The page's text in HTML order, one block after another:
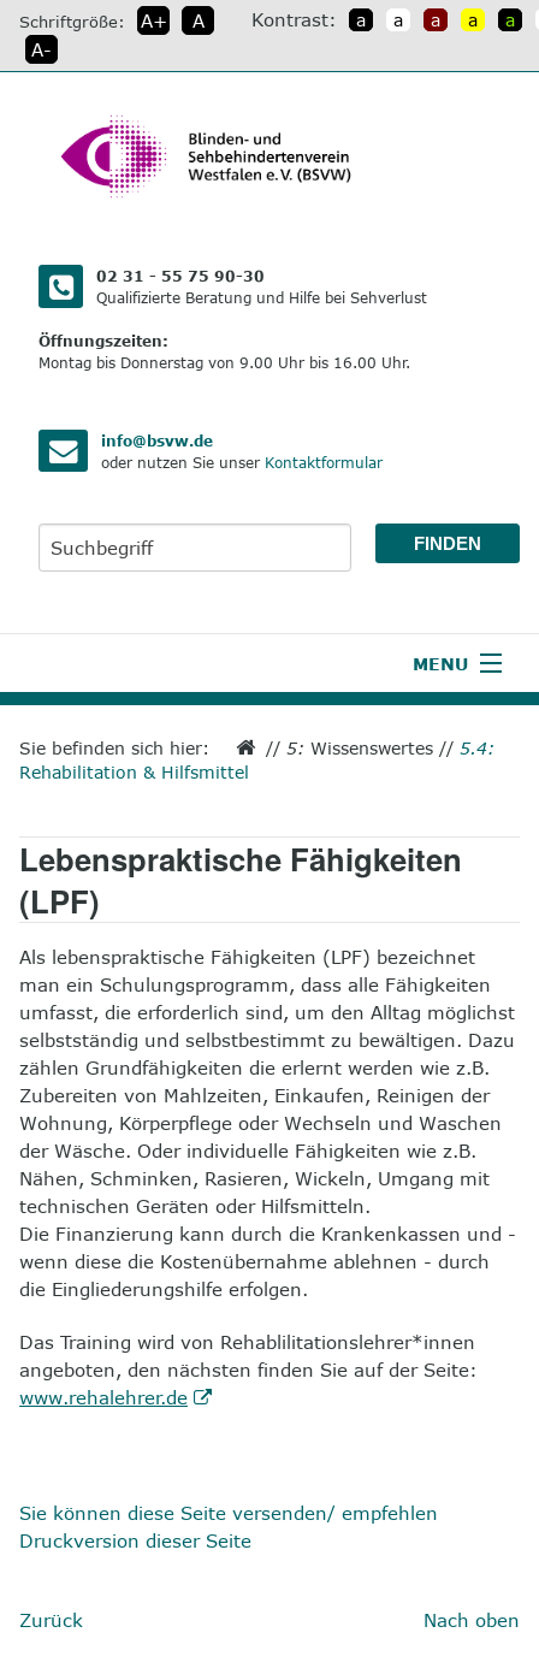
direkt
zum
Inhalt
Schriftgröße: A+
A
A-
Kontrast: a a a a a
02 31 - 55 75 90-30
Qualifizierte Beratung und Hilfe bei Sehverlust
Öffnungszeiten:
Montag bis Donnerstag von 9.00 Uhr bis 16.00 Uhr.
info@bsvw.de
oder nutzen Sie unser Kontaktformular
MENU
2
Aktuelles
3
Wir über uns
Unsere Leistungen
6
Unterstützen
7
Presse
8
Kontakt
Sie befinden sich hier: //5:Wissenswertes //5.4:
Rehabilitation & Hilfsmittel
Lebenspraktische Fähigkeiten
(LPF)
Als lebenspraktische Fähigkeiten (LPF) bezeichnet
man ein Schulungsprogramm, dass alle Fähigkeiten
umfasst, die erforderlich sind, um den Alltag möglichst
selbstständig und selbstbestimmt zu bewältigen. Dazu
zählen Grundfähigkeiten die erlernt werden wie z.B.
Zubereiten von Mahlzeiten, Einkaufen, Reinigen der
Wohnung, Körperpflege oder Wechseln und Waschen
der Wäsche. Oder individuelle Fähigkeiten wie z.B.
Nähen, Schminken, Rasieren, Wickeln, Umgang mit
technischen Geräten oder Hilfsmitteln.
Die Finanzierung kann durch die Krankenkassen und -
wenn diese die Kostenübernahme ablehnen - durch
die Eingliederungshilfe erfolgen.
Das Training wird von Rehablilitationslehrer*innen
angeboten, den nächsten finden Sie auf der Seite:
www.rehalehrer.de
Sie können diese Seite versenden/ empfehlen
Druckversion dieser Seite
Zurück Nach oben